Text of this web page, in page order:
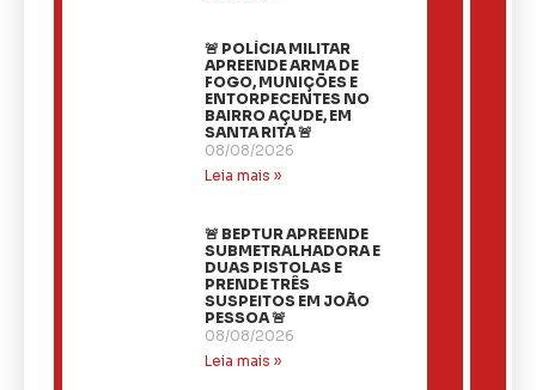
🚨 POLÍCIA MILITAR
APREENDE ARMA DE
FOGO, MUNIÇÕES E
ENTORPECENTES NO
BAIRRO AÇUDE, EM
SANTA RITA 🚨
08/08/2026
Leia mais »
🚨 BEPTUR APREENDE
SUBMETRALHADORA E
DUAS PISTOLAS E
PRENDE TRÊS
SUSPEITOS EM JOÃO
PESSOA 🚨
08/08/2026
Leia mais »